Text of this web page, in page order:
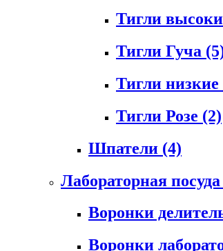
Тигли
Тигли Гуча
Тигли низкие
Тигли Розе (2)
Шпатели (4)
Лабораторная
Воронки
Воронки